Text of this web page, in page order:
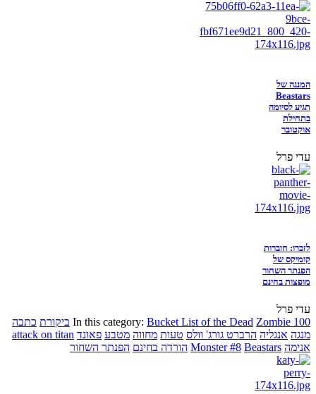
המנגה של
Beastars
תגיע לסיומה
בתחילת
אוקטובר
עדי פרל
לזכרו: חוברות
קומיקס של
הפנתר השחור
מופצות בחינם
עדי פרל
In this category: Bucket List of the Dead Zombie 100 ביקורת כתבה
מנגה אנגליה הרברט גורג' וולס טעות מחווה מטבע פאונד attack on titan
אנימה
Monster #8 Beastars הורדה בחינם הפנתר השחור